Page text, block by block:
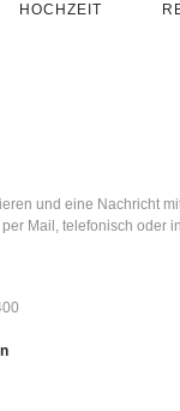
HOCHZEIT
und eine Nachricht
Mail, telefonisch oder